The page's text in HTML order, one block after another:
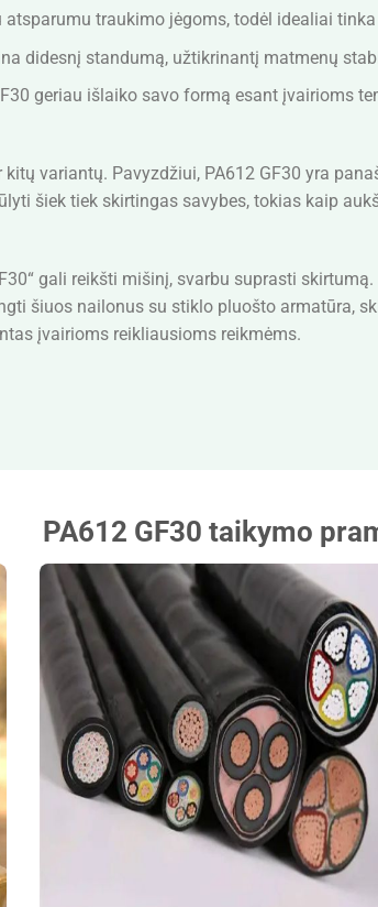
traukimo jėgoms, todėl idealiai
didesnį standumą, užtikrinantį matmenų
geriau išlaiko savo formą esant įvairioms
variantų. Pavyzdžiui, PA612 GF30 yra
šiek tiek skirtingas savybes, tokias kaip
gali reikšti mišinį, svarbu suprasti
šiuos nailonus su stiklo pluošto armatūra,
įvairioms reikliausioms reikmėms.
PA612 GF30 taikymo